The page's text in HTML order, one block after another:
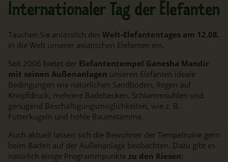
Internationaler Tag der Elefanten
Tauchen Sie anlässlich des Welt-Elefantentages am 12.08.
in die Welt unserer asiatischen Elefanten ein.
Seit 2006 bietet der Elefantentempel Ganesha Mandir
mit seinen Außenanlagen unseren Elefanten ideale
Bedingungen wie natürlichen Sandboden, Regen auf
Knopfdruck, mehrere Badebecken, Schlammsuhlen und
genügend Beschäftigungsmöglichkeiten, wie z. B.
Futterkugeln und hohle Baumstämme.
Auch aktuell lassen sich die Bewohner der Tempelruine gern
beim Baden auf der Außenanlage beobachten. Dazu gibt es
natürlich einige Programmpunkte zu den Riesen: